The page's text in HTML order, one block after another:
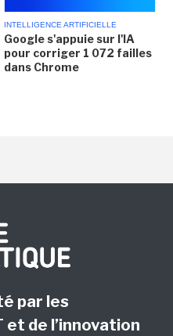
INTELLIGENCE ARTIFICIELLE
Google s'appuie sur l'IA
pour corriger 1 072 failles
dans Chrome
par les
et de l’innovation